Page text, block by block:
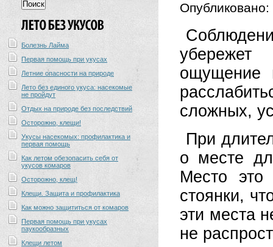
Болезнь Лайма
Первая помощь при укусах
Летние опасности на природе
Лето без единого укуса: насекомые
не пройдут
Отдых на природе без последствий
Осторожно, клещи!
Укусы насекомых: профилактика и
первая помощь
Как летом обезопасить себя от
укусов комаров
Осторожно, клещ!
Клещи. Защита и профилактика
Как можно защититься от комаров
Первая помощь при укусах
паукообразных
Клещи летом
Опубликовано:
убережет
ощущение
сложных,
При
о месте
Место
стоянки,
эти места
не